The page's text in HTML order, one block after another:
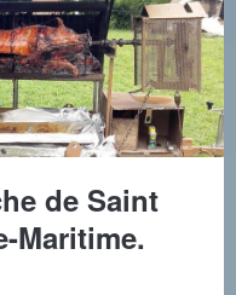
de Saint
Maritime.